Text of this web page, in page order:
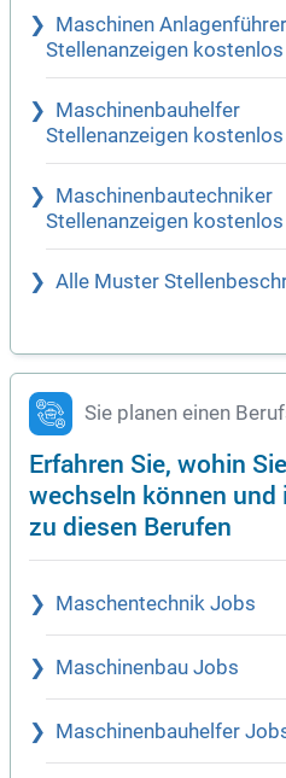
Maschinen Anlagenführer
Stellenanzeigen
Maschinenbauhelfer
Stellenanzeigen
Maschinenbautechniker
Stellenanzeigen
Alle Muster
Sie planen einen
Erfahren Sie, wohin
wechseln können
zu diesen Berufen
Maschentechnik Jobs
Maschinenbau Jobs
Maschinenbauhelfer